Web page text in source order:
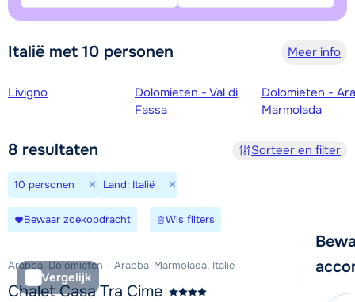
Italië met 10 personen Meer info
Skigebieden
Livigno
Dolomieten - Val di
Fassa
Dolomieten -
Marmolada
8 resultaten Sorteer en filter
10 personen × Land: Italië ×
Bewaar zoekopdracht Wis filters
Vergelijk
Arabba, Dolomieten - Arabba-Marmolada, Italië
Chalet Casa Tra Cime